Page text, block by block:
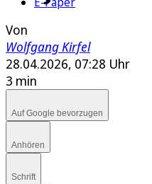
Von
Wolfgang Kirfel
28.04.2026, 07:28 Uhr
3 min
Auf Google bevorzugen
Anhören
Schrift